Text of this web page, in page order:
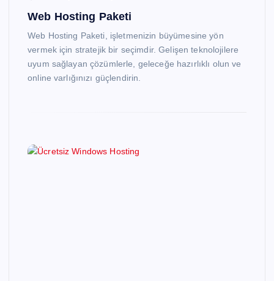
Web Hosting Paketi
Web Hosting Paketi, işletmenizin büyümesine yön
vermek için stratejik bir seçimdir. Gelişen teknolojilere
uyum sağlayan çözümlerle, geleceğe hazırlıklı olun ve
online varlığınızı güçlendirin.